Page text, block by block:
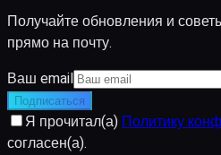
Получайте обновления и
прямо на почту.
Ваш email
Подписаться
Я прочитал(а) Политику
согласен(а).